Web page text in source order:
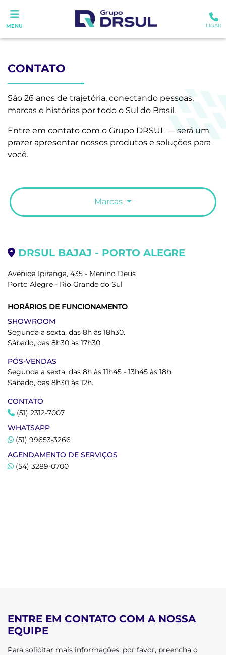
MENU LIGAR
CONTATO
São 26 anos de trajetória, conectando pessoas,
marcas e histórias por todo o Sul do Brasil.
Entre em contato com o Grupo DRSUL — será um
prazer apresentar nossos produtos e soluções para
você.
Marcas
DRSUL BAJAJ - PORTO ALEGRE
Avenida Ipiranga, 435 - Menino Deus
Porto Alegre - Rio Grande do Sul
HORÁRIOS DE FUNCIONAMENTO
SHOWROOM
Segunda a sexta, das 8h às 18h30.
Sábado, das 8h30 às 17h30.
PÓS-VENDAS
Segunda a sexta, das 8h às 11h45 - 13h45 às 18h.
Sábado, das 8h30 às 12h.
CONTATO
(51) 2312-7007
WHATSAPP
(51) 99653-3266
AGENDAMENTO DE SERVIÇOS
(54) 3289-0700
ENTRE EM CONTATO COM A NOSSA
EQUIPE
Para solicitar mais informações, por favor, preencha o